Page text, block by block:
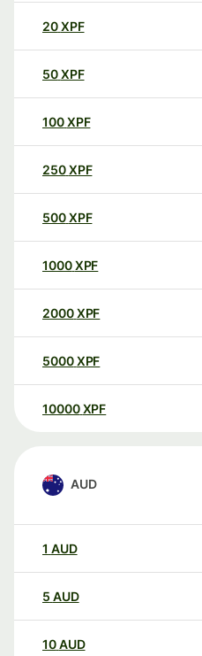
20XPF
50XPF
100XPF
250XPF
500XPF
1000XPF
2000XPF
5000XPF
10000 XPF
AUD
1 AUD
5 AUD
10AUD